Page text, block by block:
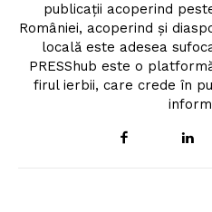
publicații acoperind
României, acoperind și
locală este adesea
PRESShub este o
firul ierbii, care crede în